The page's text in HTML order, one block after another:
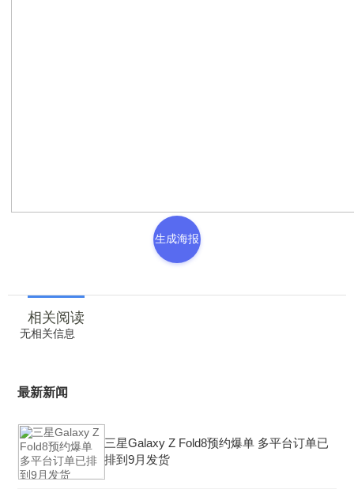
生成海报
相关阅读
无相关信息
最新新闻
三星Galaxy Z Fold8预约爆单 多平台订单已
排到9月发货